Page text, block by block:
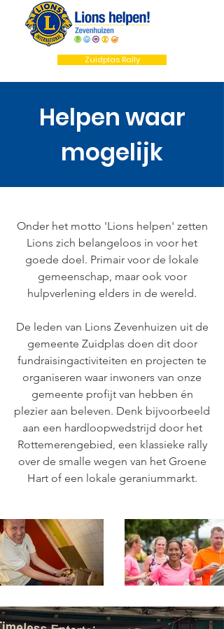
Zuidplas Rally
Helpen waar
mogelijk
Onder het motto 'Lions helpen' zetten
Lions zich belangeloos in voor het
goede doel. Primair voor de lokale
gemeenschap, maar ook voor
hulpverlening elders in de wereld.
De leden van Lions Zevenhuizen uit de
gemeente Zuidplas doen dit door
fundraisingactiviteiten en projecten te
organiseren waar inwoners van onze
gemeente profijt van hebben én
plezier aan beleven. Denk bijvoorbeeld
aan een hardloopwedstrijd door het
Rottemerengebied, een klassieke rally
over de smalle wegen van het Groene
Hart of een lokale geraniummarkt.